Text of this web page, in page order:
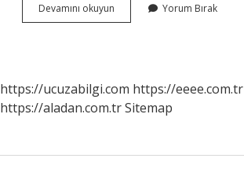
Devamını okuyun Bangladeş
Vizesi
Yorum Bırak
https://ucuzabilgi.com https://eeee.com.tr
https://aladan.com.trSitemap